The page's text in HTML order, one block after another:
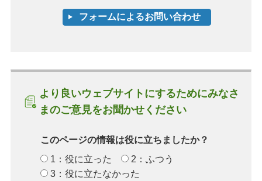
より良いウェブサイトにするためにみなさ
まのご意見をお聞かせください
このページの情報は役に立ちましたか？
1：役に立った
2：ふつう
3：役に立たなかった